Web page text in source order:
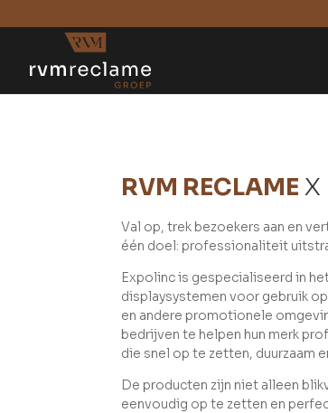
RVM RECLAME X
Val op, trek bezoekers aan en
één doel: professionaliteit
Expolinc is gespecialiseerd in
displaysystemen voor gebruik
en andere promotionele
bedrijven te helpen hun merk
die snel op te zetten, duurzaam
De producten zijn niet alleen
eenvoudig op te zetten en